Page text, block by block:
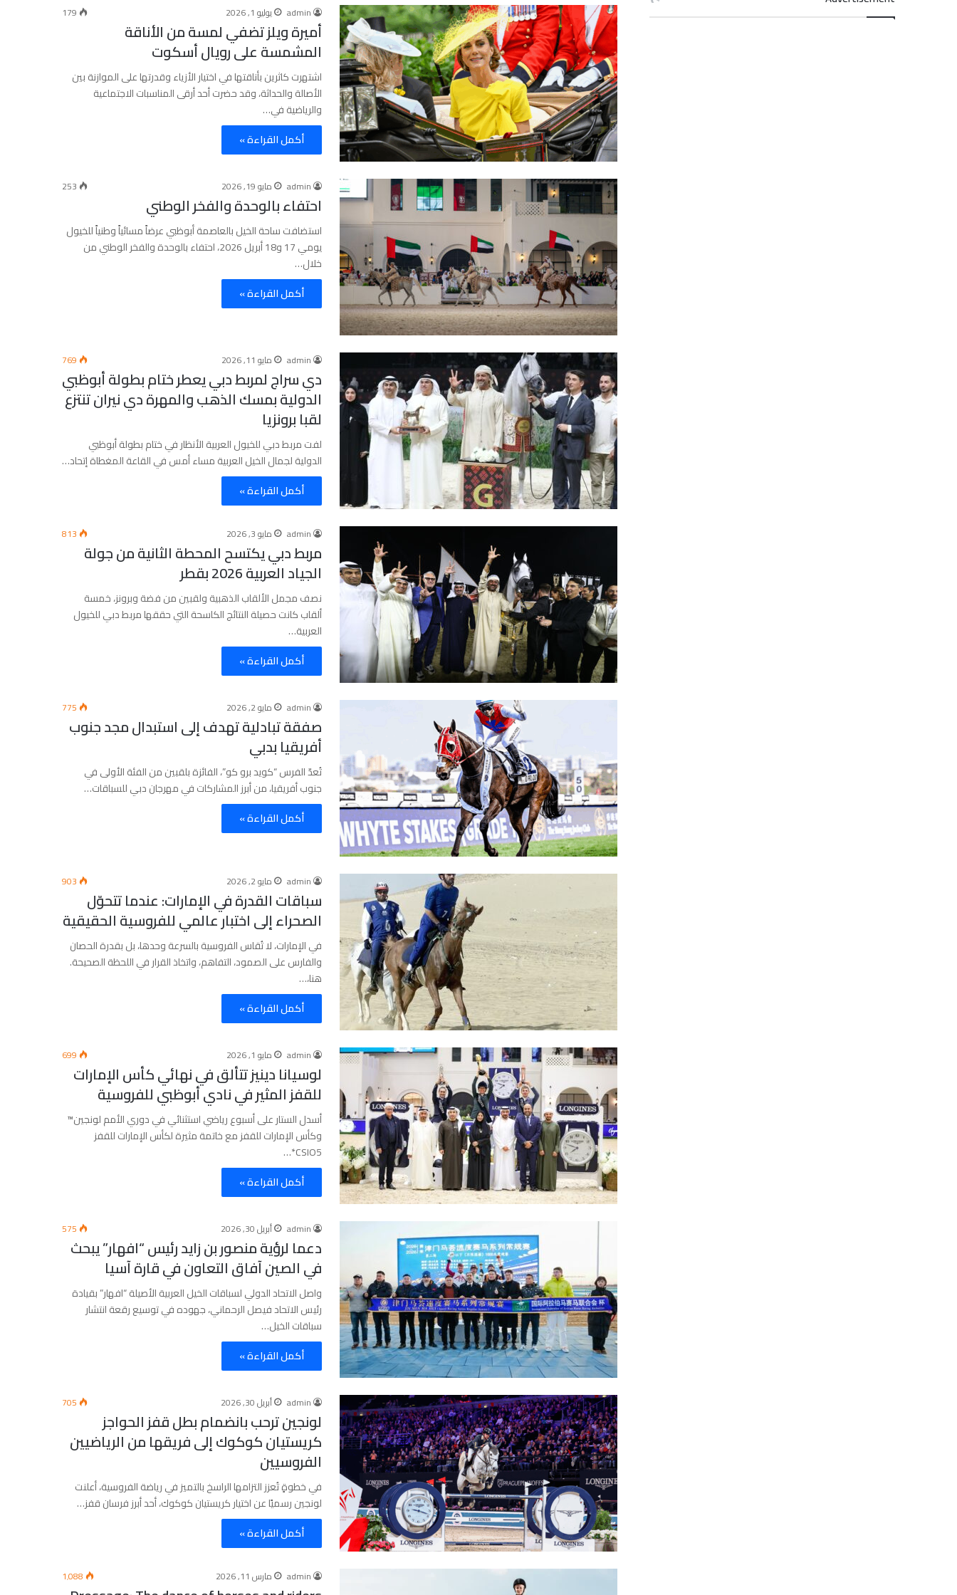
admin يوليو 1, 2026 179
أميرة ويلز تضفي لمسة من الأناقة
المشمسة على رويال أسكوت
اشتهرت كاثرين بأناقتها في اختيار الأزياء وقدرتها على الموازنة بين
الأصالة والحداثة، وقد حضرت أحد أرقى المناسبات الاجتماعية
والرياضية في…
أكمل القراءة »
admin مايو 19, 2026 253
احتفاء بالوحدة والفخر الوطني
استضافت ساحة الخيل بالعاصمة أبوظبي عرضاً مسائياً وطنياً للخيول
يومي 17 و18 أبريل 2026، احتفاء بالوحدة والفخر الوطني من
خلال…
أكمل القراءة »
admin مايو 11, 2026 769
دي سراج لمربط دبي يعطر ختام بطولة أبوظبي
الدولية بمسك الذهب والمهرة دي نيران تنتزع
لقبا برونزيا
لفت مربط دبي للخيول العربية الأنظار في ختام بطولة أبوظبي
الدولية لجمال الخيل العربية مساء أمس في القاعة المغطاة إتحاد…
أكمل القراءة »
admin مايو 3, 2026 813
مربط دبي يكتسح المحطة الثانية من جولة
الجياد العربية 2026 بقطر
نصف مجمل الألقاب الذهبية ولقبين من فضة وبرونز، خمسة
ألقاب كانت حصيلة النتائج الكاسحة التي حققها مربط دبي للخيول
العربية…
أكمل القراءة »
admin مايو 2, 2026 775
صفقة تبادلية تهدف إلى استبدال مجد جنوب
أفريقيا بدبي
تُعدّ الفرس “كويد برو كو”، الفائزة بلقبين من الفئة الأولى في
جنوب أفريقيا، من أبرز المشاركات في مهرجان دبي للسباقات…
أكمل القراءة »
admin مايو 2, 2026 903
سباقات القدرة في الإمارات: عندما تتحوّل
الصحراء إلى اختبار عالمي للفروسية الحقيقية
في الإمارات، لا تُقاس الفروسية بالسرعة وحدها، بل بقدرة الحصان
والفارس على الصمود، التفاهم، واتخاذ القرار في اللحظة الصحيحة.
هنا،…
أكمل القراءة »
admin مايو 1, 2026 699
لوسيانا دينيز تتألق في نهائي كأس الإمارات
للقفز المثير في نادي أبوظبي للفروسية
أسدل الستار على أسبوع رياضي استثنائي في دوري الأمم لونجين™
وكأس الإمارات للقفز مع خاتمة مثيرة لكأس الإمارات للقفز
CSIO5*…
أكمل القراءة »
admin أبريل 30, 2026 575
دعما لرؤية منصور بن زايد رئيس “افهار” يبحث
في الصين آفاق التعاون في قارة آسيا
واصل الاتحاد الدولي لسباقات الخيل العربية الأصيلة “افهار” بقيادة
رئيس الاتحاد فيصل الرحماني، جهوده في توسيع رقعة انتشار
سباقات الخيل…
أكمل القراءة »
admin أبريل 30, 2026 705
لونجين ترحب بانضمام بطل قفز الحواجز
كريستيان كوكوك إلى فريقها من الرياضيين
الفروسيين
في خطوةٍ تُعزز التزامها الراسخ بالتميز في رياضة الفروسية، أعلنت
لونجين رسميًا عن اختيار كريستيان كوكوك، أحد أبرز فرسان قفز…
أكمل القراءة »
admin مارس 11, 2026 1٬088